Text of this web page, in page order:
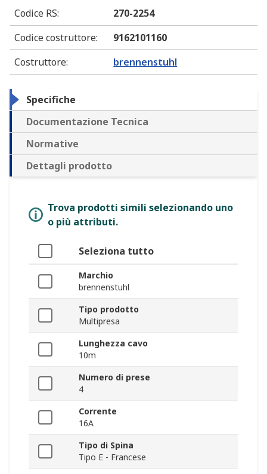
Codice RS:
270-2254
Codice costruttore:
9162101160
Costruttore: brennenstuhl
Specifiche
Documentazione Tecnica
Normative
Dettagli prodotto
Trova prodotti simili selezionando uno
o più attributi.
Seleziona tutto
Marchio
brennenstuhl
Tipo prodotto
Multipresa
Lunghezza cavo
10m
Numero di prese
4
Corrente
16A
Tipo di Spina
Tipo E - Francese